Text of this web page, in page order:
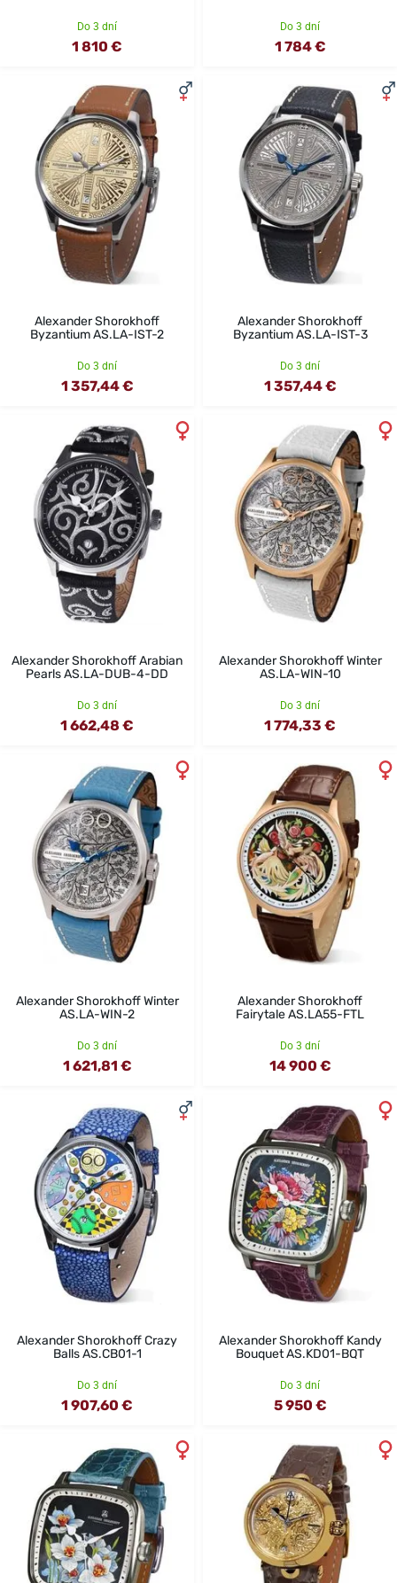
Do 3 dní
1 810 €
Do 3 dní
1 784 €
Alexander Shorokhoff
Byzantium AS.LA-IST-2
Do 3 dní
1 357,44 €
Alexander Shorokhoff
Byzantium AS.LA-IST-3
Do 3 dní
1 357,44 €
Alexander Shorokhoff Arabian
Pearls AS.LA-DUB-4-DD
Do 3 dní
1 662,48 €
Alexander Shorokhoff Winter
AS.LA-WIN-10
Do 3 dní
1 774,33 €
Alexander Shorokhoff Winter
AS.LA-WIN-2
Do 3 dní
1 621,81 €
Alexander Shorokhoff
Fairytale AS.LA55-FTL
Do 3 dní
14 900 €
Alexander Shorokhoff Crazy
Balls AS.CB01-1
Do 3 dní
1 907,60 €
Alexander Shorokhoff Kandy
Bouquet AS.KD01-BQT
Do 3 dní
5 950 €